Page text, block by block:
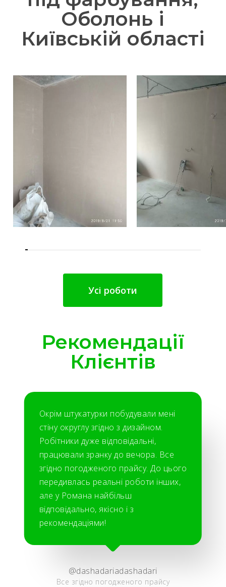
Оболонь і
Київській області
Усі роботи
Рекомендації
Клієнтів
Окрім штукатурки побудували мені
стіну округлу згідно з дизайном.
Робітники дуже відповідальні,
працювали зранку до вечора. Все
згідно погодженого прайсу. До цього
передивлась реальні роботи інших,
але у Романа найбільш
відповідально, якісно і з
рекомендаціями!
@dashadariadashadari
Все згідно погодженого прайсу